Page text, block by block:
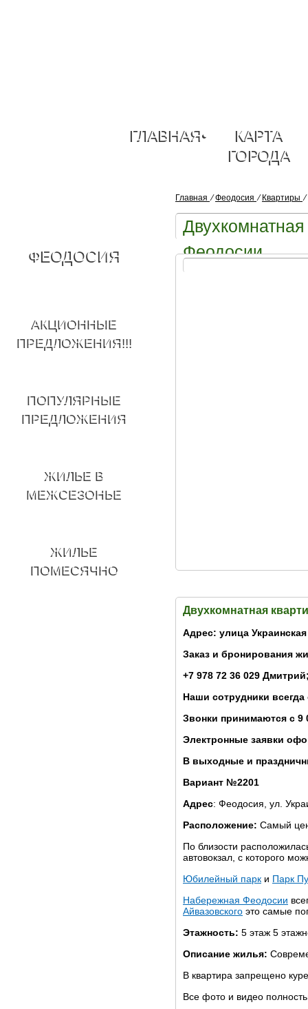
ГЛАВНАЯ•
КАРТА
ГОРОДА
Главная ⁄ Феодосия ⁄ Квартиры ⁄
Феодосии
Двухкомнатная
Адрес: улица
Заказ и бронирования
+7 978 72 36 029
Наши сотрудники
Звонки принимаются с 9
Электронные заявки
В выходные и
Вариант №2201
Адрес: Феодосия, ул.
Расположение: Самый
По близости
автовокзал, с которого
Юбилейный парк и Парк
Набережная Феодосии
Айвазовского это самые
Этажность: 5 этаж 5
Описание жилья:
В квартира запрещено
Все фото и видео
ФЕОДОСИЯ
АКЦИОННЫЕ
ПРЕДЛОЖЕНИЯ!!!
ПОПУЛЯРНЫЕ
ПРЕДЛОЖЕНИЯ
ЖИЛЬЕ В
МЕЖСЕЗОНЬЕ
ЖИЛЬЕ
ПОМЕСЯЧНО